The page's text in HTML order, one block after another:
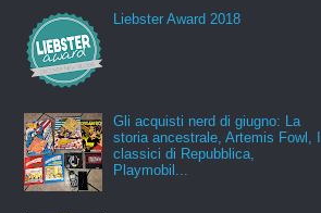
Liebster Award 2018
Gli acquisti nerd di giugno: La
storia ancestrale, Artemis Fowl, I
classici di Repubblica,
Playmobil...